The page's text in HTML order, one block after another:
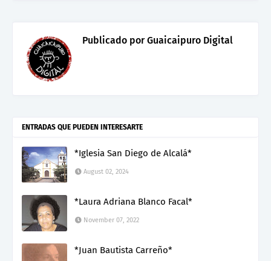
Publicado porGuaicaipuro Digital
ENTRADAS QUE PUEDEN INTERESARTE
*Iglesia San Diego de Alcalá*
August 02, 2024
*Laura Adriana Blanco Facal*
November 07, 2022
*Juan Bautista Carreño*